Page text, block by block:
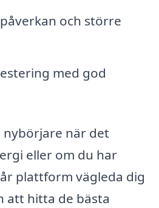
och större
med god
nybörjare när det
eller om du har
plattform vägleda dig
att hitta de bästa